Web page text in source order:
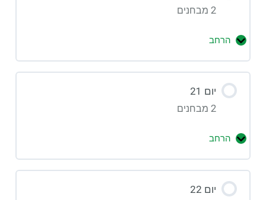
2 מבחנים
הרחב
יום 21
2 מבחנים
הרחב
יום 22